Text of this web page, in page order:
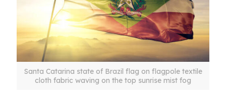
Santa Catarina state of Brazil flag on flagpole textile
cloth fabric waving on the top sunrise mist fog